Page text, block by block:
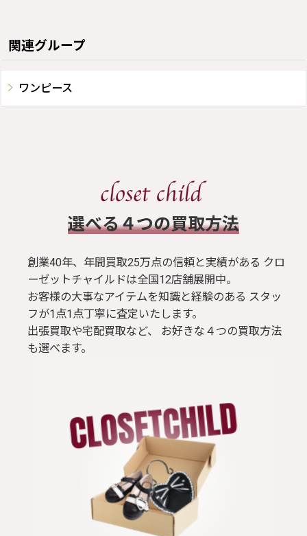
関連グループ
ワンピース
​選べる４つの買取方法
創業40年、年間買取25万点の信頼と実績がある クロ
ーゼットチャイルドは全国12店舗展開中。
お客様の大事なアイテムを知識と経験のある スタッ
フが1点1点丁寧に査定いたします。
出張買取や宅配買取など、 お好きな４つの買取方法
も選べます。